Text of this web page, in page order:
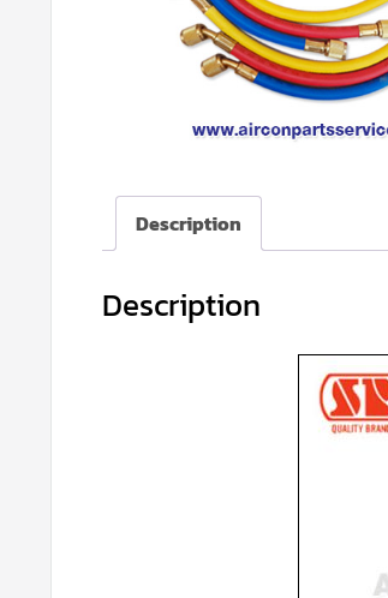
Description
Description